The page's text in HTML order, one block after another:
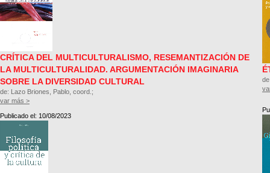
CRÍTICA DEL MULTICULTURALISMO, RESEMANTIZACIÓN DE
LA MULTICULTURALIDAD. ARGUMENTACIÓN IMAGINARIA
SOBRE LA DIVERSIDAD CULTURAL
de: Lazo Briones, Pablo, coord.;
var más >
Publicado el: 10/08/2023